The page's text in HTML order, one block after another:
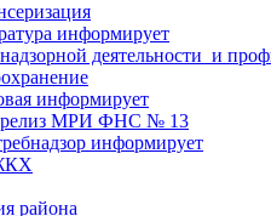
информирует
деятельности и
информирует
релиз МРИ ФНС № 13
информирует
района